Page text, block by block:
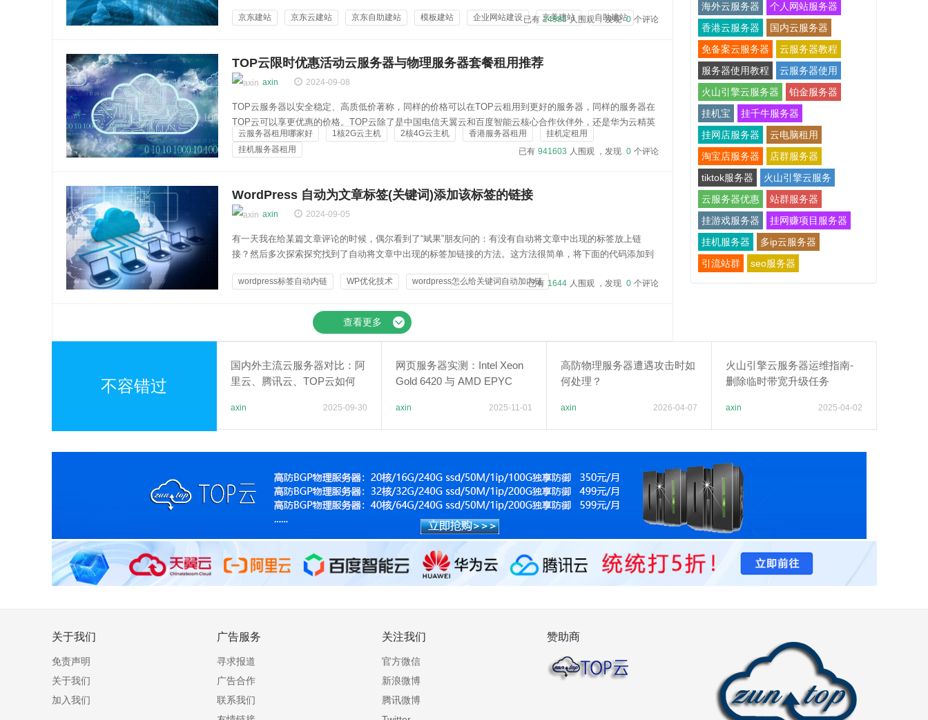
行搭建网站，即使是非专业技术人员也能轻松上手，大大降低了建...
京东建站 京东云建站 京东自助建站 模板建站 企业网站建设 京美建站 自助建站
已有 24983 人围观 ，发现 0 个评论
TOP云限时优惠活动云服务器与物理服务器套餐租用推荐
axin 2024-09-08
TOP云服务器以安全稳定、高质低价著称，同样的价格可以在TOP云租用到更好的服务器，同样的服务器在
TOP云可以享更优惠的价格。TOP云除了是中国电信天翼云和百度智能云核心合作伙伴外，还是华为云精英
服务商。下面推荐TOP云一些云服务器跟物理服务器常用套餐，有需要的朋友可以通过购买链接进入购买，
TOP云分为总站和C站，产品各有特色，下面分别介绍：TOP云C站国内...
云服务器租用哪家好 1核2G云主机 2核4G云主机 香港服务器租用
挂机定租用
挂机服务器租用
已有 941603 人围观 ，发现 0 个评论
WordPress 自动为文章标签(关键词)添加该标签的链接
axin 2024-09-05
有一天我在给某篇文章评论的时候，偶尔看到了“斌果”朋友问的：有没有自动将文章中出现的标签放上链
接？然后多次探索探究找到了自动将文章中出现的标签加链接的方法。这方法很简单，将下面的代码添加到
1：该文章设置的标签都加链接/** * WordPress 自...
wordpress标签自动内链 WP优化技术 wordpress怎么给关键词自动加内链
已有 1644 人围观 ，发现 0 个评论
查看更多
海外云服务器
个人网站服务器
香港云服务器
国内云服务器
免备案云服务器
云服务器教程
服务器使用教程
云服务器使用
火山引擎云服务器
铂金服务器
挂机宝
挂千牛服务器
挂网店服务器
云电脑租用
淘宝店服务器
店群服务器
tiktok服务器
火山引擎云服务
云服务器优惠
站群服务器
挂游戏服务器
挂网赚项目服务器
挂机服务器
多ip云服务器
引流站群
seo服务器
不容错过
国内外主流云服务器对比：阿
里云、腾讯云、TOP云如何
axin 2025-09-30
网页服务器实测：Intel Xeon
Gold 6420 与 AMD EPYC
axin 2025-11-01
高防物理服务器遭遇攻击时如
何处理？
axin 2026-04-07
火山引擎云服务器运维指南-
删除临时带宽升级任务
axin 2025-04-02
关于我们
免责声明
关于我们
加入我们
广告服务
寻求报道
广告合作
联系我们
关注我们
官方微信
新浪微博
腾讯微博
赞助商